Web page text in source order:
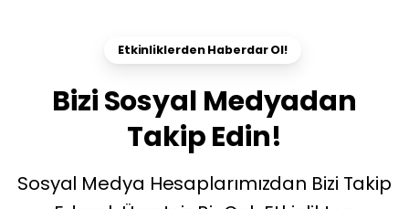
Etkinliklerden Haberdar Ol!
BiziSosyal Medyadan
TakipEdin!
Sosyal Medya Hesaplarımızdan Bizi Takip